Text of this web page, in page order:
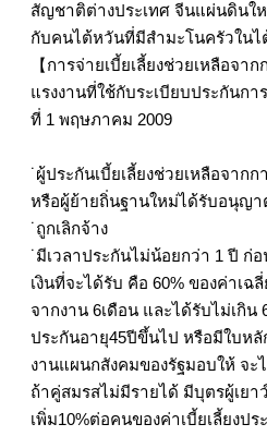
สัญชาติต่างประเทศ จีนแผ่นดินใ
กับคนไต้หวันที่มีสำมะโนครัวใน
【การจ่ายเบี้ยเลี้ยงช่วยเหลือจาก
แรงงานที่ใช้กับระเบียบประกันก
ที่ 1 พฤษภาคม 2009
˙ผู้ประกันเบี้ยเลี้ยงช่วยเหลือจา
หรือผู้ย้ายถิ่นฐานใหม่ได้รับอนุญา
˙ถูกเลิกจ้าง
˙มีเวลาประกันไม่น้อยกว่า 1 ปี ก่
เงินที่จะได้รับ คือ 60% ของค่าเฉ
จากงาน 6เดือน และได้รับไม่เกิ
ประกันอายุ45ปีขึ้นไป หรือมีใบห
งานแผนกสังคมของรัฐมอบให้ จะ
ถ้าคู่สมรสไม่มีรายได้ มีบุตรผู้เยา
เพิ่ม10%ต่อคนของค่าเบี้ยเลี้ยงป